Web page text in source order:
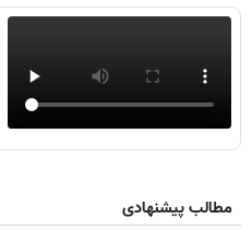
مطالب پیشنهادی